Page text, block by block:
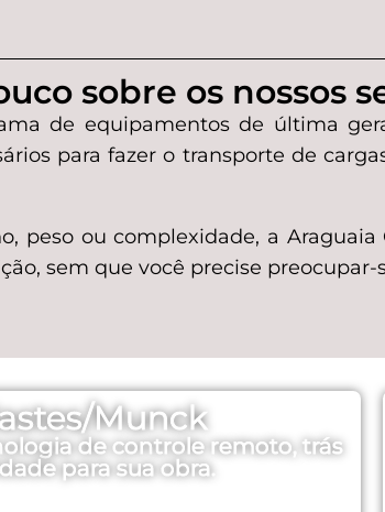
sobre os nossos
de equipamentos de última
para fazer o transporte de
peso ou complexidade, a
sem que você precise preocupar-
Munck
de controle remoto, trás
para sua obra.